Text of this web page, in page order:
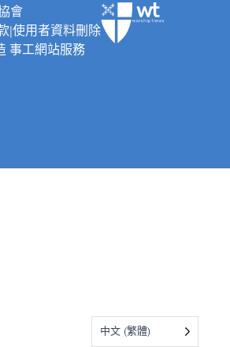
會
|使用者資料刪除
事工網站服務
中文 (繁體)